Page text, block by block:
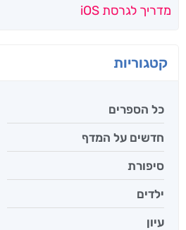
מדריך לגרסת iOS
קטגוריות
כל הספרים
חדשים על המדף
סיפורת
ילדים
עיון